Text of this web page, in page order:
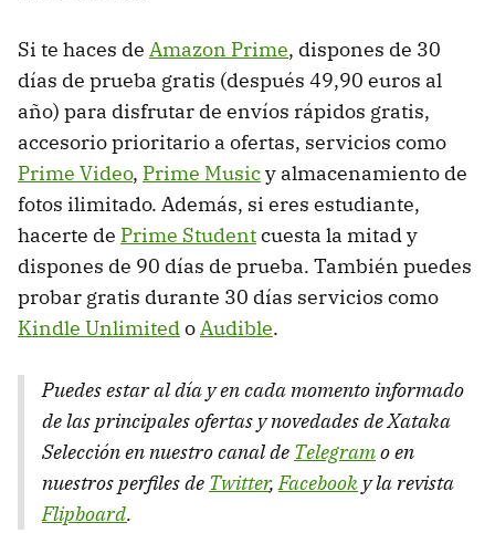
Si te haces de Amazon Prime, dispones de 30
días de prueba gratis (después 49,90 euros al
año) para disfrutar de envíos rápidos gratis,
accesorio prioritario a ofertas, servicios como
Prime Video, Prime Musicy almacenamiento de
fotos ilimitado. Además, si eres estudiante,
hacerte de Prime Studentcuesta la mitad y
dispones de 90 días de prueba. También puedes
probar gratis durante 30 días servicios como
Kindle UnlimitedoAudible.
Puedes estar al día y en cada momento informado
de las principales ofertas y novedades de Xataka
Selección en nuestro canal de Telegramo en
nuestros perfiles de Twitter,Facebook y la revista
Flipboard.